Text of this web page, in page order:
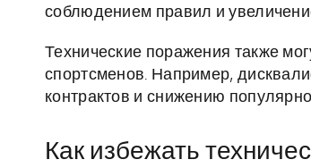
соблюдением правил и
Технические поражения также
спортсменов. Например,
контрактов и снижению
Как избежать